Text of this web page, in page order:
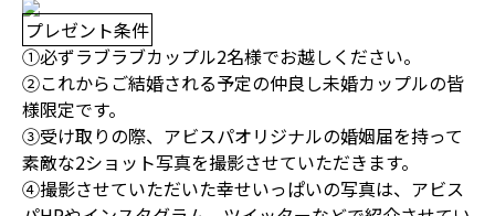
プレゼント条件
①必ずラブラブカップル2名様でお越しください。
②これからご結婚される予定の仲良し未婚カップルの皆
様限定です。
③受け取りの際、アビスパオリジナルの婚姻届を持って
素敵な2ショット写真を撮影させていただきます。
④撮影させていただいた幸せいっぱいの写真は、アビス